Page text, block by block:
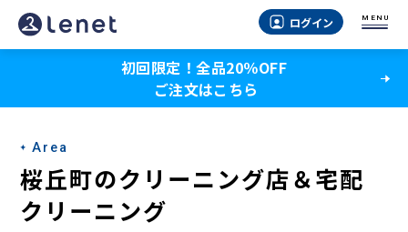
桜
丘
の
ク
リ
ー
ログイン MENU
初回限定！全品20％OFF
ご注文はこちら
Area
桜丘町のクリーニング店＆宅配
クリーニング